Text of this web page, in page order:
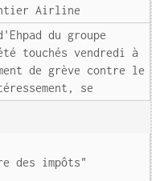
Airline
du groupe
touchés vendredi à
de grève contre le
se
des impôts"